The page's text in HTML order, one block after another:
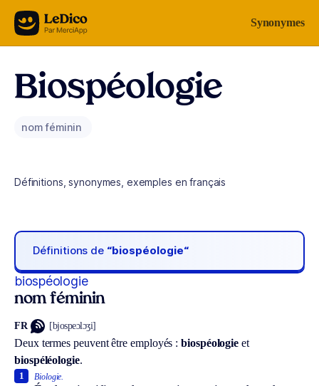
Aller au contenu Synonymes
Biospéologie
nom féminin
Définitions, synonymes, exemples en français
Définitions de “biospéologie“
biospéologie
nom féminin
FR [bjospeɔlɔʒi]
Deux termes peuvent être employés :biospéologie et
biospéléologie.
Biologie.
1